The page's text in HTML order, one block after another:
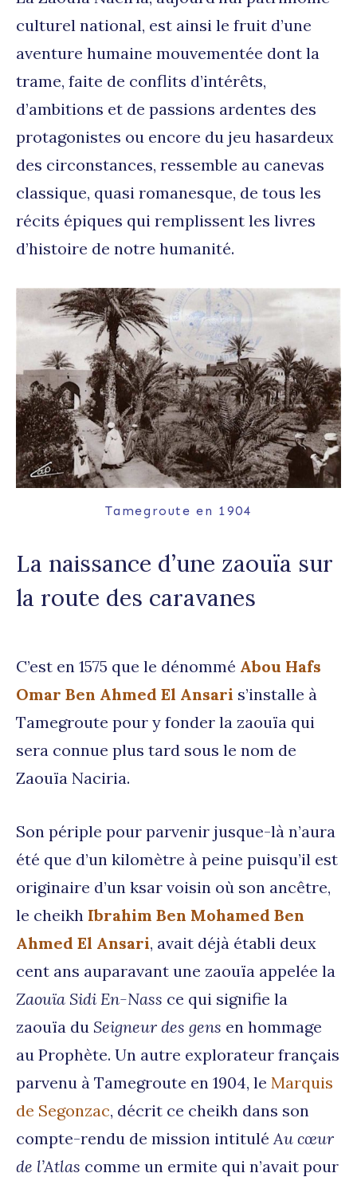
culturel national, est ainsi le fruit d’une
aventure humaine mouvementée dont la
trame, faite de conflits d’intérêts,
d’ambitions et de passions ardentes des
protagonistes ou encore du jeu hasardeux
des circonstances, ressemble au canevas
classique, quasi romanesque, de tous les
récits épiques qui remplissent les livres
d’histoire de notre humanité.
Tamegroute en 1904
La naissance d’une zaouïa sur
la route des caravanes
C’est en 1575 que le dénommé Abou Hafs
Omar Ben Ahmed El Ansari s’installe à
Tamegroute pour y fonder la zaouïa qui
sera connue plus tard sous le nom de
Zaouïa Naciria.
Son périple pour parvenir jusque-là n’aura
été que d’un kilomètre à peine puisqu’il est
originaire d’un ksar voisin où son ancêtre,
le cheikh Ibrahim Ben Mohamed Ben
Ahmed El Ansari, avait déjà établi deux
cent ans auparavant une zaouïa appelée la
Zaouïa Sidi En-Nass ce qui signifie la
zaouïa du Seigneur des gens en hommage
au Prophète. Un autre explorateur français
parvenu à Tamegroute en 1904, le Marquis
de Segonzac, décrit ce cheikh dans son
compte-rendu de mission intitulé Au cœur
de l’Atlas comme un ermite qui n’avait pour